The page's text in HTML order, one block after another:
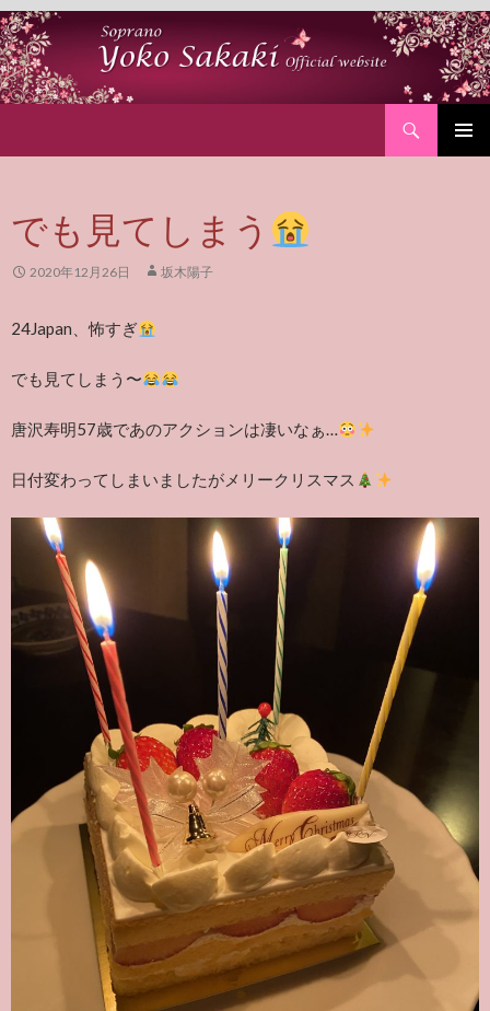
でも見てしまう
2020年12月26日 坂木陽子
24Japan、怖すぎ
でも見てしまう〜
唐沢寿明57歳であのアクションは凄いなぁ…
日付変わってしまいましたがメリークリスマス